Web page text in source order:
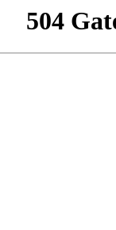
504